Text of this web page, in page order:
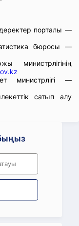
порталы —
бюросы —
министрлігінің
министрлігі —
сатып алу